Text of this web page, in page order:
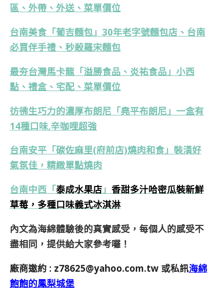
區、外帶、外送、菜單價位
台南美食「葡吉麵包」30年老字號麵包店、台南
必買伴手禮、秒殺羅宋麵包
最夯台灣馬卡龍「溢勝食品、炎祐食品」小西
點、禮盒、宅配、菜單價位
彷彿生巧力的濃厚布朗尼「堯平布朗尼」一盒有
14種口味,辛咖哩超強
台南安平「碳佐麻里(府前店)燒肉和食」裝潢好
氣氛佳，精緻單點燒肉
台南中西 「泰成水果店 」 香甜多汁哈密瓜裝新鮮
草莓，多種口味義式冰淇淋
內文為海綿體驗後的真實感受，每個人的感受不
盡相同，提供給大家參考囉！
廠商邀約 : z78625@yahoo.com.tw 或私訊海綿
飽飽的鳳梨城堡